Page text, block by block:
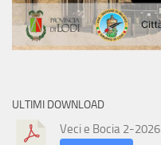
ULTIMI DOWNLOAD
Veci e Bocia 2-2026